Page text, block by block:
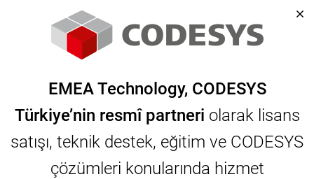
Körük Test Maki̇nesi
Otomasyonu
EMEA Technology, CODESYS
Türkiye’nin resmî partneri olarak lisans
satışı, teknik destek, eğitim ve CODESYS
çözümleri konularında hizmet